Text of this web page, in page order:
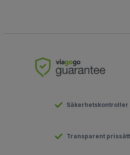
Transparent